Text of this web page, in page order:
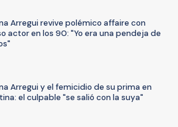
Arregui revive polémico affaire con
actor en los 90: "Yo era una pendeja de
Arregui y el femicidio de su prima en
el culpable "se salió con la suya"